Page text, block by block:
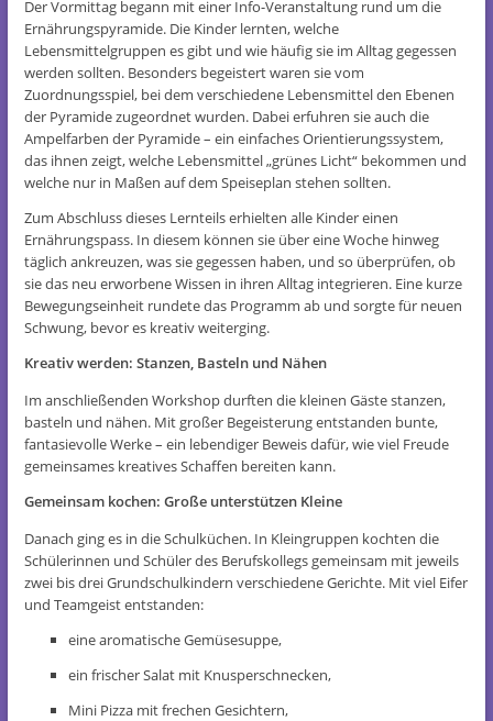
Der Vormittag begann mit einer Info-Veranstaltung rund um die
Ernährungspyramide. Die Kinder lernten, welche
Lebensmittelgruppen es gibt und wie häufig sie im Alltag gegessen
werden sollten. Besonders begeistert waren sie vom
Zuordnungsspiel, bei dem verschiedene Lebensmittel den Ebenen
der Pyramide zugeordnet wurden. Dabei erfuhren sie auch die
Ampelfarben der Pyramide – ein einfaches Orientierungssystem,
das ihnen zeigt, welche Lebensmittel „grünes Licht“ bekommen und
welche nur in Maßen auf dem Speiseplan stehen sollten.
Zum Abschluss dieses Lernteils erhielten alle Kinder einen
Ernährungspass. In diesem können sie über eine Woche hinweg
täglich ankreuzen, was sie gegessen haben, und so überprüfen, ob
sie das neu erworbene Wissen in ihren Alltag integrieren. Eine kurze
Bewegungseinheit rundete das Programm ab und sorgte für neuen
Schwung, bevor es kreativ weiterging.
Kreativ werden: Stanzen, Basteln und Nähen
Im anschließenden Workshop durften die kleinen Gäste stanzen,
basteln und nähen. Mit großer Begeisterung entstanden bunte,
fantasievolle Werke – ein lebendiger Beweis dafür, wie viel Freude
gemeinsames kreatives Schaffen bereiten kann.
Gemeinsam kochen: Große unterstützen Kleine
Danach ging es in die Schulküchen. In Kleingruppen kochten die
Schülerinnen und Schüler des Berufskollegs gemeinsam mit jeweils
zwei bis drei Grundschulkindern verschiedene Gerichte. Mit viel Eifer
und Teamgeist entstanden:
eine aromatische Gemüsesuppe,
ein frischer Salat mit Knusperschnecken,
Mini Pizza mit frechen Gesichtern,